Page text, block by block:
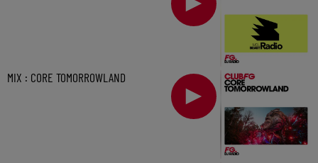
MIX : CORE TOMORROWLAND